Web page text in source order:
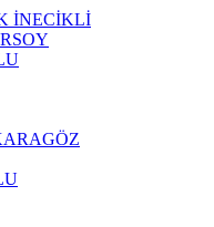
İNECİKLİ